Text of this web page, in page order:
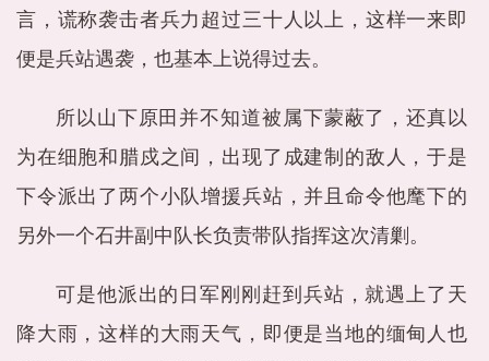
言，谎称袭击者兵力超过三十人以上，这样一来即
便是兵站遇袭，也基本上说得过去。
所以山下原田并不知道被属下蒙蔽了，还真以
为在细胞和腊戍之间，出现了成建制的敌人，于是
下令派出了两个小队增援兵站，并且命令他麾下的
另外一个石井副中队长负责带队指挥这次清剿。
可是他派出的日军刚刚赶到兵站，就遇上了天
降大雨，这样的大雨天气，即便是当地的缅甸人也